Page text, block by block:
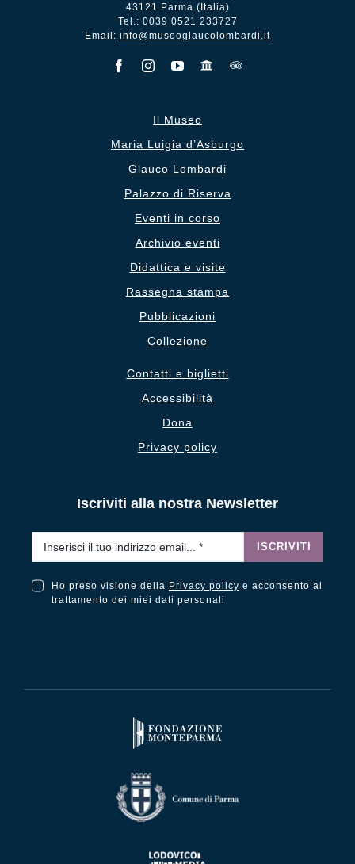
43121 Parma (Italia)
Tel.: 0039 0521 233727
Email: info@museoglaucolombardi.it
Il Museo
Maria Luigia d’Asburgo
Glauco Lombardi
Palazzo di Riserva
Eventi in corso
Archivio eventi
Didattica e visite
Rassegna stampa
Pubblicazioni
Collezione
Contatti e biglietti
Accessibilità
Dona
Privacy policy
Iscriviti alla nostra Newsletter
ISCRIVITI
Ho preso visione della Privacy policy e acconsento al
trattamento dei miei dati personali